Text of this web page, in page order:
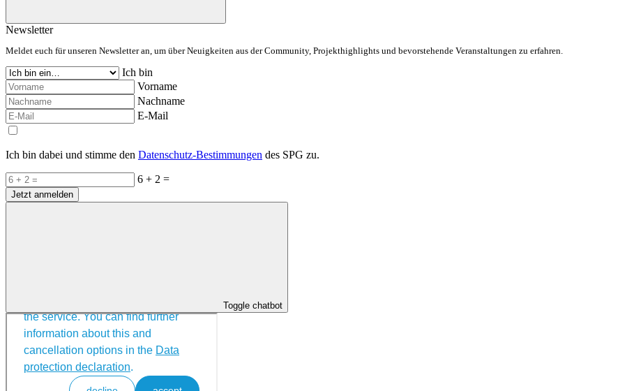
Newsletter
Meldet euch für unseren Newsletter an, um über Neuigkeiten aus der Community, Projekthighlights und bevorstehende Veranstaltungen zu erfahren.
Ich bin
Vorname
Nachname
E-Mail
Ich bin dabei und stimme den Datenschutz-Bestimmungen des SPG zu.
6 + 2 =
Jetzt anmelden
Toggle chatbot